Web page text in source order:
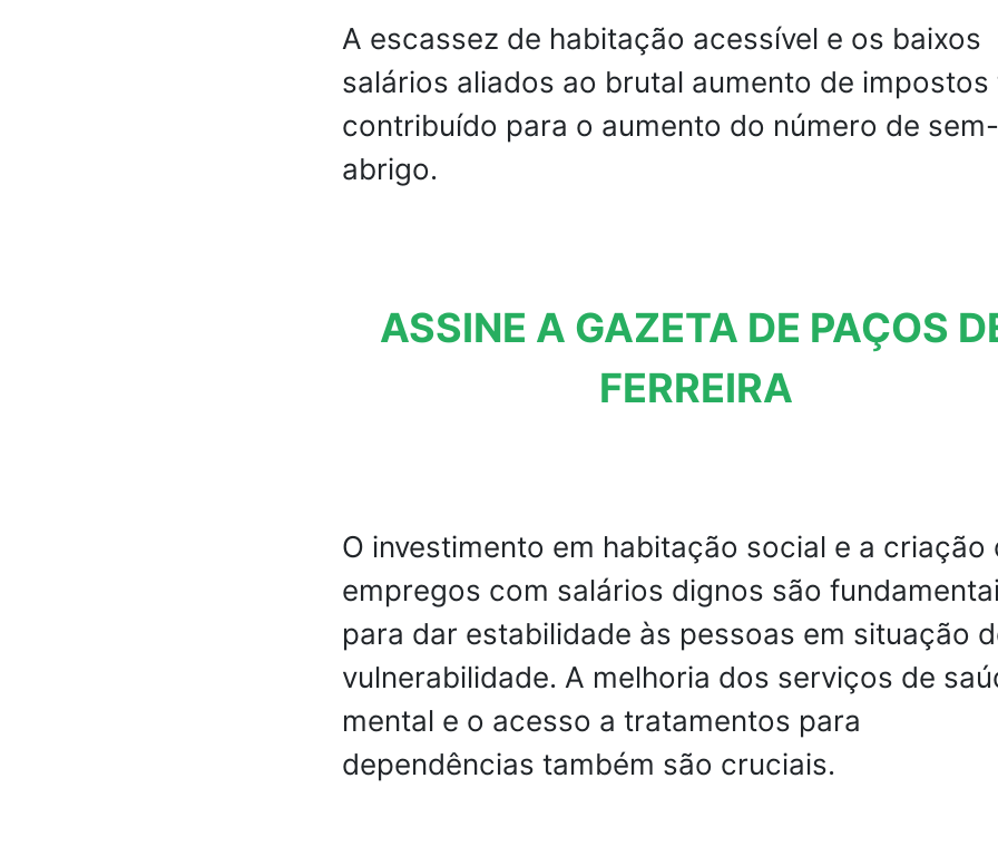
A escassez de habitação acessível e os baixos
salários aliados ao brutal aumento de impostos
contribuído para o aumento do número de sem-
abrigo.
ASSINE A GAZETA DE PAÇOS
FERREIRA
O investimento em habitação social e a criação
empregos com salários dignos são
para dar estabilidade às pessoas em situação
vulnerabilidade. A melhoria dos serviços de
mental e o acesso a tratamentos para
dependências também são cruciais.